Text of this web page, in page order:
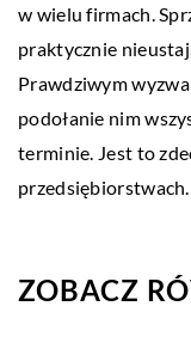
w wielu firmach.
praktycznie
Prawdziwym
podołanie nim
terminie. Jest to
przedsiębiorstwach.
ZOBACZ